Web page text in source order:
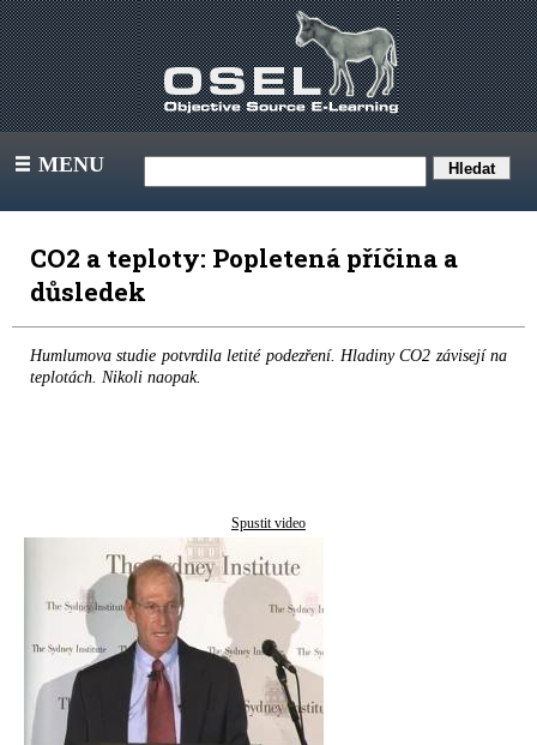
III MENU
CO2 a teploty: Popletená příčina a
důsledek
Humlumova studie potvrdila letité podezření. Hladiny CO2 závisejí na
teplotách. Nikoli naopak.
Spustit video